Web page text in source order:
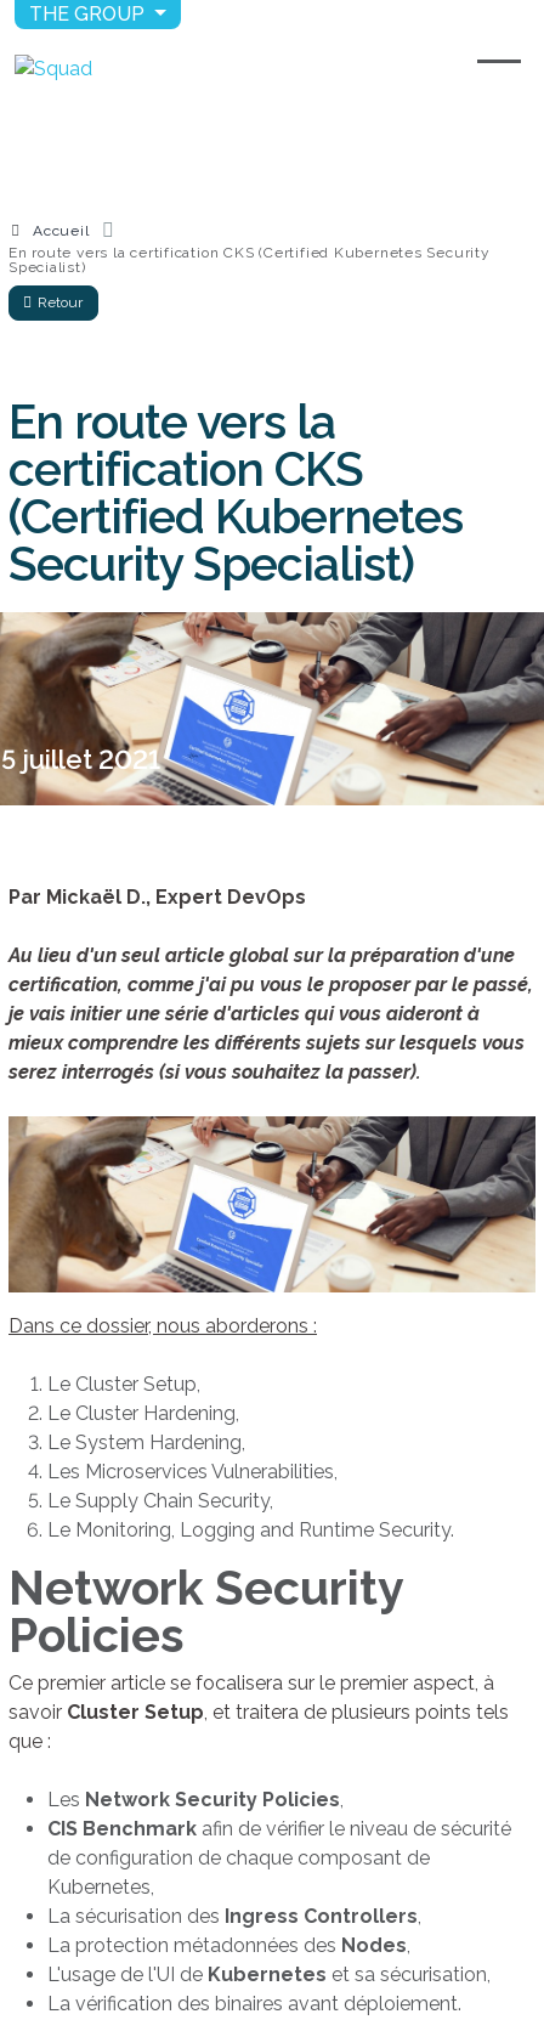
THE GROUP
Accueil
En route vers la certification CKS (Certified Kubernetes Security
Specialist)
Retour
En route vers la
certification CKS
(Certified Kubernetes
Security Specialist)
5 juillet 2021
Par Mickaël D., Expert DevOps
Au lieu d'un seul article global sur la préparation d'une
certification, comme j'ai pu vous le proposer par le passé,
je vais initier une série d'articles qui vous aideront à
mieux comprendre les différents sujets sur lesquels vous
serez interrogés (si vous souhaitez la passer).
Dans ce dossier, nous aborderons :
Le Cluster Setup,
Le Cluster Hardening,
Le System Hardening,
Les Microservices Vulnerabilities,
Le Supply Chain Security,
Le Monitoring, Logging and Runtime Security.
Network Security
Policies
Ce premier article se focalisera sur le premier aspect, à
savoir Cluster Setup , et traitera de plusieurs points tels
que :
Les Network Security Policies
CIS Benchmark afin de vérifier le niveau de sécurité
de configuration de chaque composant de
Kubernetes,
La sécurisation des Ingress Controllers
La protection métadonnées des Nodes
L'usage de l'UI de Kubernetes et sa sécurisation,
La vérification des binaires avant déploiement.